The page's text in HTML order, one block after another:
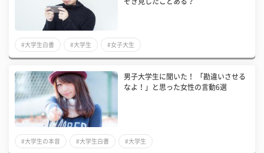
#大学生白書 #大学生 #女子大生
男子大学生に聞いた！ 「勘違いさせる
なよ！」と思った女性の言動6選
#大学生の本音 #大学生白書 #大学生